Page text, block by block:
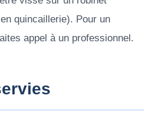
quincaillerie). Pour un
appel à un professionnel.